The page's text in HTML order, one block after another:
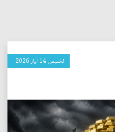
الخميس 14 آيار 2026